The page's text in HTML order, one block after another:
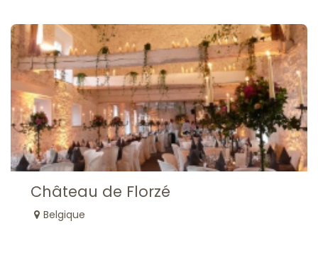
Château de Florzé
Belgique